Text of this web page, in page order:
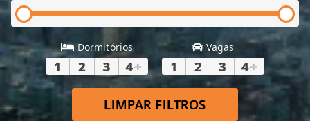
Dormitórios
1 2 3 4+
Vagas
1 2 3 4+
LIMPAR FILTROS